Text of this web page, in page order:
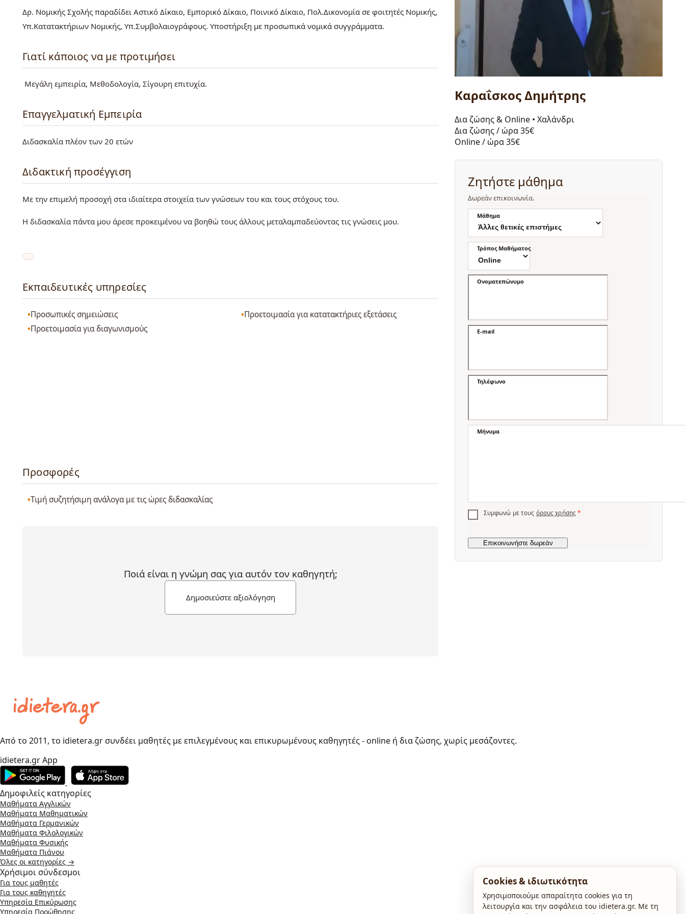
Δρ. Νομικής Σχολής παραδίδει Αστικό Δίκαιο, Εμπορικό Δίκαιο, Ποινικό Δίκαιο, Πολ.Δικονομία σε φοιτητές Νομικής,
Υπ.Κατατακτήριων Νομικής, Υπ.Συμβολαιογράφους. Υποστήριξη με προσωπικά νομικά συγγράμματα.
Γιατί κάποιος να με προτιμήσει
Μεγάλη εμπειρία, Μεθοδολογία, Σίγουρη επιτυχία.
Επαγγελματική Εμπειρία
Διδασκαλία πλέον των 20 ετών
Διδακτική προσέγγιση
Με την επιμελή προσοχή στα ιδιαίτερα στοιχεία των γνώσεων του και τους στόχους του.
Η διδασκαλία πάντα μου άρεσε προκειμένου να βοηθώ τους άλλους μεταλαμπαδεύοντας τις γνώσεις μου.
Εκπαιδευτικές υπηρεσίες
Προσωπικές σημειώσεις
Προετοιμασία για κατατακτήριες εξετάσεις
Προετοιμασία για διαγωνισμούς
Προσφορές
Τιμή συζητήσιμη ανάλογα με τις ώρες διδασκαλίας
Ποιά είναι η γνώμη σας για αυτόν τον καθηγητή;
Δημοσιεύστε αξιολόγηση
Καραΐσκος Δημήτρης
Δια ζώσης & Online • Χαλάνδρι
Δια ζώσης / ώρα35€
Online / ώρα35€
Ζητήστε μάθημα
Δωρεάν επικοινωνία.
Μάθημα
Τρόπος Μαθήματος
Ονοματεπώνυμο
E-mail
Τηλέφωνο
Μήνυμα
Συμφωνώ με τους όρους χρήσης *
Από το 2011, το idietera.gr συνδέει μαθητές με επιλεγμένους και επικυρωμένους καθηγητές - online ή δια ζώσης, χωρίς μεσάζοντες.
idietera.gr App
Δημοφιλείς κατηγορίες
Μαθήματα Αγγλικών
Μαθήματα Μαθηματικών
Μαθήματα Γερμανικών
Μαθήματα Φιλολογικών
Μαθήματα Φυσικής
Μαθήματα Πιάνου
Όλες οι κατηγορίες →
Χρήσιμοι σύνδεσμοι
Για τους μαθητές
Για τους καθηγητές
Υπηρεσία Επικύρωσης
Υπηρεσία Προώθησης
Cookies & ιδιωτικότητα
Χρησιμοποιούμε απαραίτητα cookies για τη
λειτουργία και την ασφάλεια του idietera.gr. Με τη